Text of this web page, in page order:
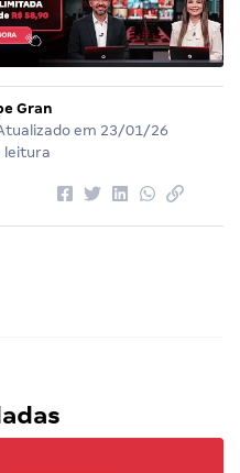
Gran
em 23/01/26
leitura